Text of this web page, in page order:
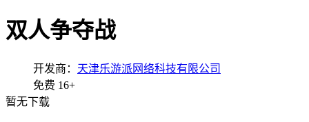
双人争夺战
开发商： 天津乐游派网络科技有限公司
免费 16+
暂无下载